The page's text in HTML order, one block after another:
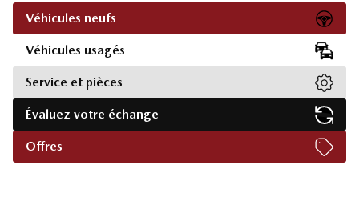
Véhicules neufs
Véhicules usagés
Service et pièces
Évaluez votre échange
Offres